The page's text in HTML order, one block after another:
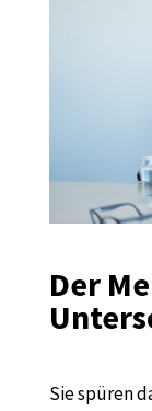
Der
Sie spüren